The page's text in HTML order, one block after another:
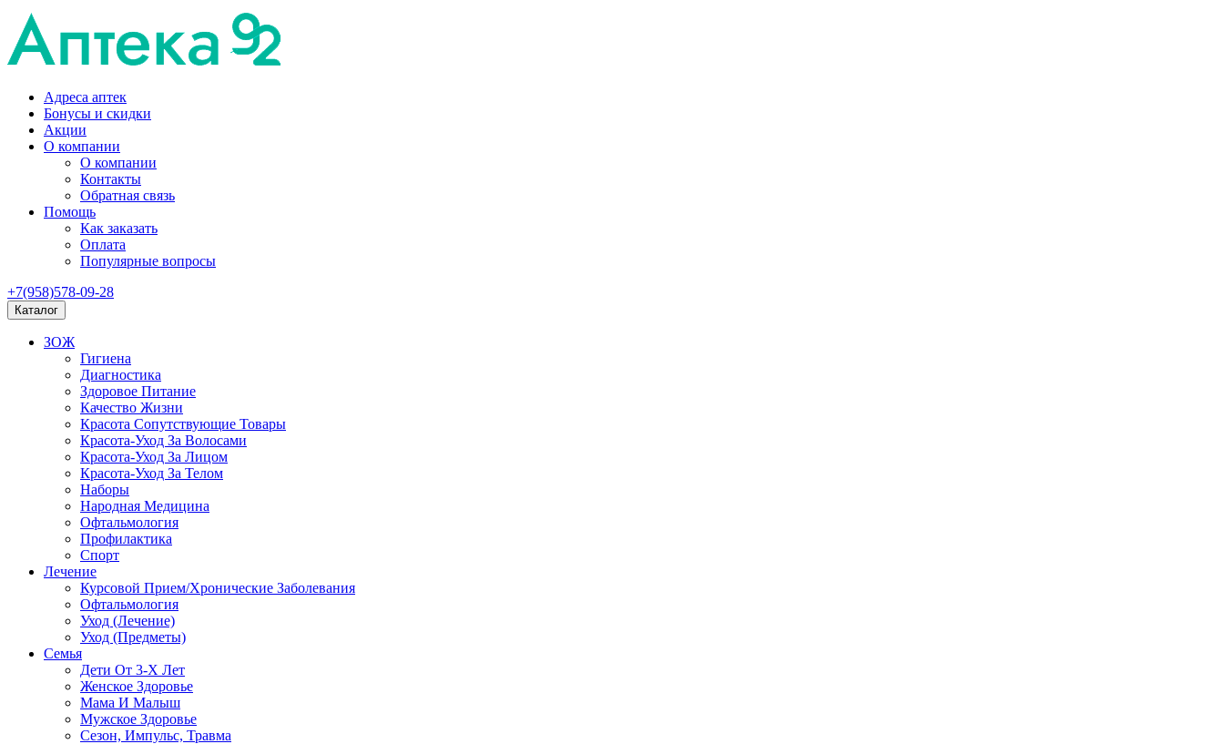
Адреса аптек
Бонусы и скидки
Акции
О компании
О компании
Контакты
Обратная связь
Помощь
Как заказать
Оплата
Популярные вопросы
+7(958)578-09-28
Каталог
ЗОЖ
Гигиена
Диагностика
Здоровое Питание
Качество Жизни
Красота Сопутствующие Товары
Красота-Уход За Волосами
Красота-Уход За Лицом
Красота-Уход За Телом
Наборы
Народная Медицина
Офтальмология
Профилактика
Спорт
Лечение
Курсовой Прием/Хронические Заболевания
Офтальмология
Уход (Лечение)
Уход (Предметы)
Семья
Дети От 3-Х Лет
Женское Здоровье
Мама И Малыш
Мужское Здоровье
Сезон, Импульс, Травма